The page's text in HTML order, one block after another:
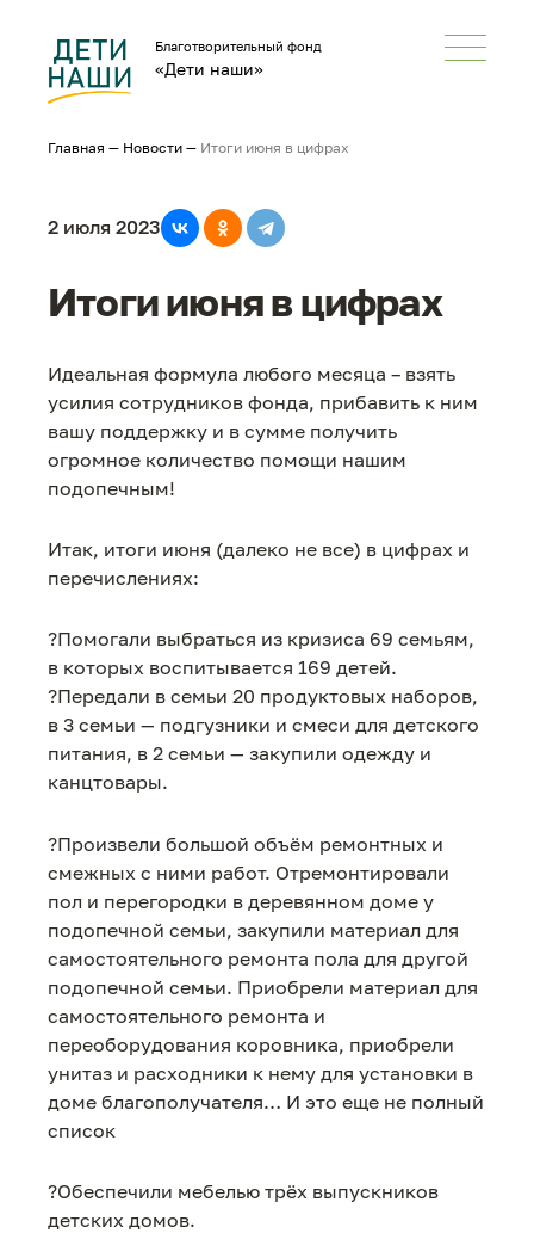
Благотворительный фонд
«Дети наши»
Главная — Новости — Итоги июня в цифрах
2 июля 2023
Итоги июня в цифрах
Идеальная формула любого месяца – взять
усилия сотрудников фонда, прибавить к ним
вашу поддержку и в сумме получить
огромное количество помощи нашим
подопечным!
Итак, итоги июня (далеко не все) в цифрах и
перечислениях:
?Помогали выбраться из кризиса 69 семьям,
в которых воспитывается 169 детей.
?Передали в семьи 20 продуктовых наборов,
в 3 семьи — подгузники и смеси для детского
питания, в 2 семьи — закупили одежду и
канцтовары.
?Произвели большой объём ремонтных и
смежных с ними работ. Отремонтировали
пол и перегородки в деревянном доме у
подопечной семьи, закупили материал для
самостоятельного ремонта пола для другой
подопечной семьи. Приобрели материал для
самостоятельного ремонта и
переоборудования коровника, приобрели
унитаз и расходники к нему для установки в
доме благополучателя… И это еще не полный
список
?Обеспечили мебелью трёх выпускников
детских домов.